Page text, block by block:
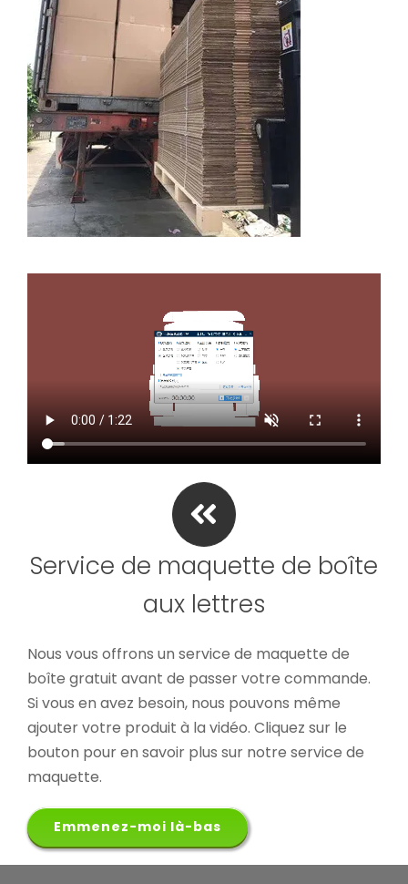
Service de maquette de boîte
aux lettres
Nous vous offrons un service de maquette de
boîte gratuit avant de passer votre commande.
Si vous en avez besoin, nous pouvons même
ajouter votre produit à la vidéo. Cliquez sur le
bouton pour en savoir plus sur notre service de
maquette.
Emmenez-moi là-bas